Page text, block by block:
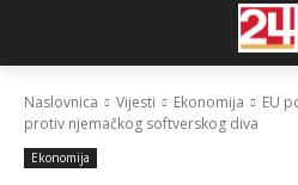
Naslovnica Vijesti Ekonomija
EU
protiv njemačkog softverskog diva
Ekonomija